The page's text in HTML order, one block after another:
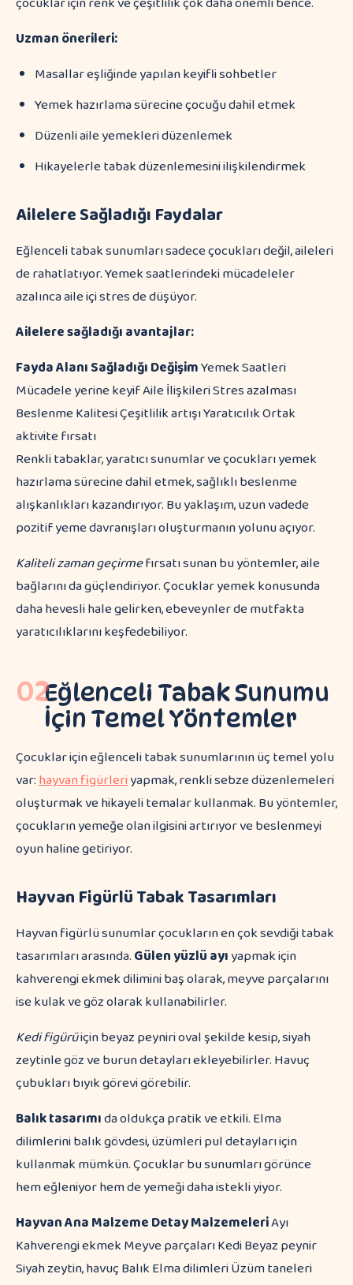
Uzman önerileri:
Masallar eşliğinde yapılan keyifli sohbetler
Yemek hazırlama sürecine çocuğu dahil etmek
Düzenli aile yemekleri düzenlemek
Hikayelerle tabak düzenlemesini ilişkilendirmek
Ailelere Sağladığı Faydalar
Eğlenceli tabak sunumları sadece çocukları değil, aileleri
de rahatlatıyor. Yemek saatlerindeki mücadeleler
azalınca aile içi stres de düşüyor.
Ailelere sağladığı avantajlar:
Fayda AlanıSağladığı DeğişimYemek Saatleri
Mücadele yerine keyif Aile İlişkileri Stres azalması
Beslenme Kalitesi Çeşitlilik artışı Yaratıcılık Ortak
aktivite fırsatı
Renkli tabaklar, yaratıcı sunumlar ve çocukları yemek
hazırlama sürecine dahil etmek, sağlıklı beslenme
alışkanlıkları kazandırıyor. Bu yaklaşım, uzun vadede
pozitif yeme davranışları oluşturmanın yolunu açıyor.
Kaliteli zaman geçirmefırsatı sunan bu yöntemler, aile
bağlarını da güçlendiriyor. Çocuklar yemek konusunda
daha hevesli hale gelirken, ebeveynler de mutfakta
yaratıcılıklarını keşfedebiliyor.
02Eğlenceli Tabak Sunumu
İçin Temel Yöntemler
Çocuklar için eğlenceli tabak sunumlarının üç temel yolu
var:hayvan figürleriyapmak, renkli sebze düzenlemeleri
oluşturmak ve hikayeli temalar kullanmak. Bu yöntemler,
çocukların yemeğe olan ilgisini artırıyor ve beslenmeyi
oyun haline getiriyor.
Hayvan Figürlü Tabak Tasarımları
Hayvan figürlü sunumlar çocukların en çok sevdiği tabak
tasarımları arasında.Gülen yüzlü ayıyapmak için
kahverengi ekmek dilimini baş olarak, meyve parçalarını
ise kulak ve göz olarak kullanabilirler.
Kedi figürüiçin beyaz peyniri oval şekilde kesip, siyah
zeytinle göz ve burun detayları ekleyebilirler. Havuç
çubukları bıyık görevi görebilir.
Balık tasarımıda oldukça pratik ve etkili. Elma
dilimlerini balık gövdesi, üzümleri pul detayları için
kullanmak mümkün. Çocuklar bu sunumları görünce
hem eğleniyor hem de yemeği daha istekli yiyor.
HayvanAna MalzemeDetay MalzemeleriAyı
Kahverengi ekmek Meyve parçaları Kedi Beyaz peynir
Siyah zeytin, havuç Balık Elma dilimleri Üzüm taneleri